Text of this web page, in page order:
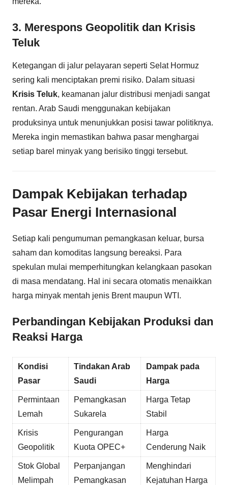
3. Merespons Geopolitik dan Krisis
Teluk
Ketegangan di jalur pelayaran seperti Selat Hormuz
sering kali menciptakan premi risiko. Dalam situasi
Krisis Teluk, keamanan jalur distribusi menjadi sangat
rentan. Arab Saudi menggunakan kebijakan
produksinya untuk menunjukkan posisi tawar politiknya.
Mereka ingin memastikan bahwa pasar menghargai
setiap barel minyak yang berisiko tinggi tersebut.
Dampak Kebijakan terhadap
Pasar Energi Internasional
Setiap kali pengumuman pemangkasan keluar, bursa
saham dan komoditas langsung bereaksi. Para
spekulan mulai memperhitungkan kelangkaan pasokan
di masa mendatang. Hal ini secara otomatis menaikkan
harga minyak mentah jenis Brent maupun WTI.
Perbandingan Kebijakan Produksi dan
Reaksi Harga
Kondisi
Pasar
Tindakan Arab
Saudi
Dampak pada
Harga
Permintaan
Lemah
Pemangkasan
Sukarela
Harga Tetap
Stabil
Krisis
Geopolitik
Pengurangan
Kuota OPEC+
Harga
Cenderung Naik
Stok Global
Melimpah
Perpanjangan
Pemangkasan
Menghindari
Kejatuhan Harga